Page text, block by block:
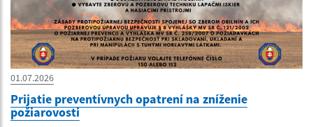
01.07.2026
Prijatie preventívnych opatrení na zníženie
požiarovosti